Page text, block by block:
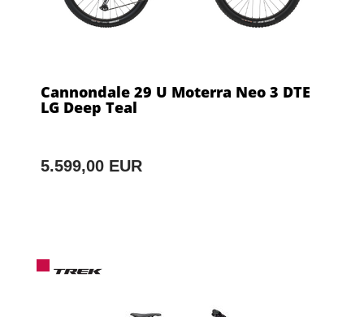
Cannondale 29 U Moterra Neo 3 DTE
LG Deep Teal
5.599,00 EUR